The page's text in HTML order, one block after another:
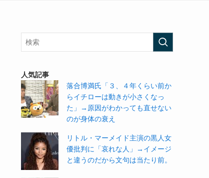
人気記事
落合博満氏「３、４年くらい前か
らイチローは動きが小さくなっ
た」→原因がわかっても直せない
のが身体の衰え
リトル・マーメイド主演の黒人女
優批判に「哀れな人」→イメージ
と違うのだから文句は当たり前。